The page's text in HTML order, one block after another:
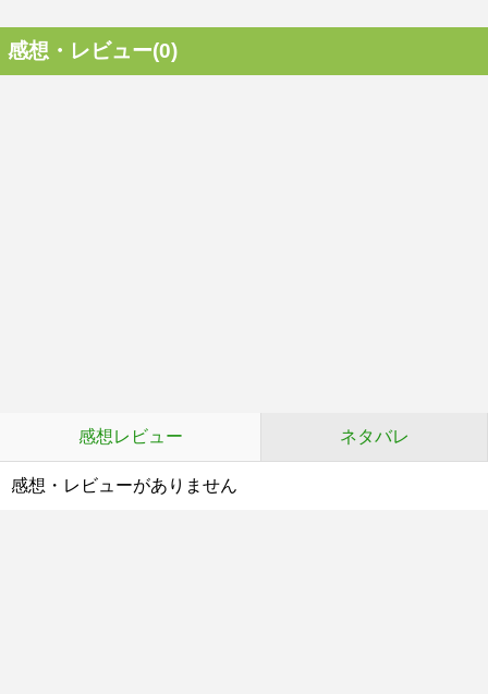
感想・レビュー(0)
感想レビュー ネタバレ
感想・レビューがありません